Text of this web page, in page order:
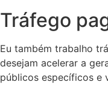
Tráfego
Eu também trabalho
desejam acelerar a
públicos específicos e